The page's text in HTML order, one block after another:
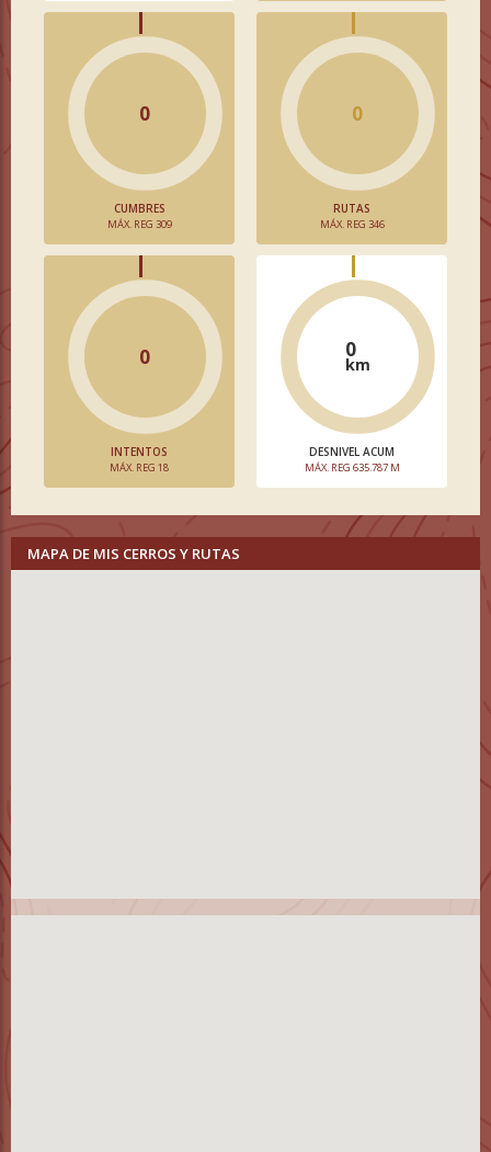
0
CUMBRES
MÁX. REG 309
0
RUTAS
MÁX. REG 346
0
INTENTOS
MÁX. REG 18
0
km
DESNIVEL ACUM
MÁX. REG 635.787 M
MAPA DE MIS CERROS Y RUTAS